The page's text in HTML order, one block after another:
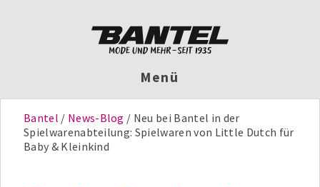
Menü
Bantel News-Blog
Neu bei Bantel in der
Spielwarenabteilung: Spielwaren von Little Dutch für
Baby & Kleinkind